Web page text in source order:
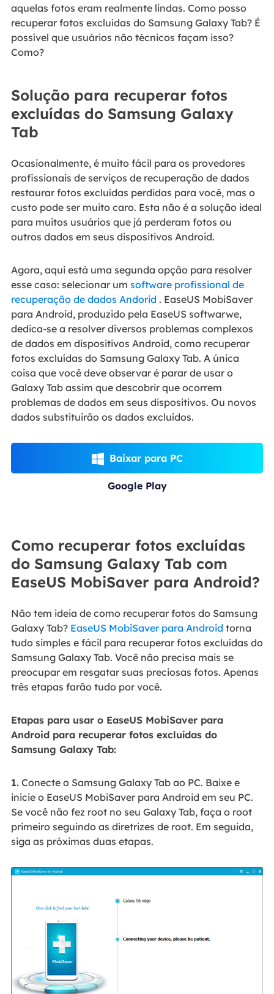
aquelas fotos eram realmente lindas. Como posso
recuperar fotos excluídas do Samsung Galaxy Tab? É
possível que usuários não técnicos façam isso?
Como?
Solução para recuperar fotos
excluídas do Samsung Galaxy
Tab
Ocasionalmente, é muito fácil para os provedores
profissionais de serviços de recuperação de dados
restaurar fotos excluídas perdidas para você, mas o
custo pode ser muito caro. Esta não é a solução ideal
para muitos usuários que já perderam fotos ou
outros dados em seus dispositivos Android.
Agora, aqui está uma segunda opção para resolver
esse caso: selecionar um software profissional de
recuperação de dados Andorid . EaseUS MobiSaver
para Android, produzido pela EaseUS softwarwe,
dedica-se a resolver diversos problemas complexos
de dados em dispositivos Android, como recuperar
fotos excluídas do Samsung Galaxy Tab. A única
coisa que você deve observar é parar de usar o
Galaxy Tab assim que descobrir que ocorrem
problemas de dados em seus dispositivos. Ou novos
dados substituirão os dados excluídos.
 Baixar para PC
Google Play
Como recuperar fotos excluídas
do Samsung Galaxy Tab com
EaseUS MobiSaver para Android?
Não tem ideia de como recuperar fotos do Samsung
Galaxy Tab? EaseUS MobiSaver para Android torna
tudo simples e fácil para recuperar fotos excluídas do
Samsung Galaxy Tab. Você não precisa mais se
preocupar em resgatar suas preciosas fotos. Apenas
três etapas farão tudo por você.
Etapas para usar o EaseUS MobiSaver para
Android para recuperar fotos excluídas do
Samsung Galaxy Tab:
1.Conecte o Samsung Galaxy Tab ao PC. Baixe e
inicie o EaseUS MobiSaver para Android em seu PC.
Se você não fez root no seu Galaxy Tab, faça o root
primeiro seguindo as diretrizes de root. Em seguida,
siga as próximas duas etapas.